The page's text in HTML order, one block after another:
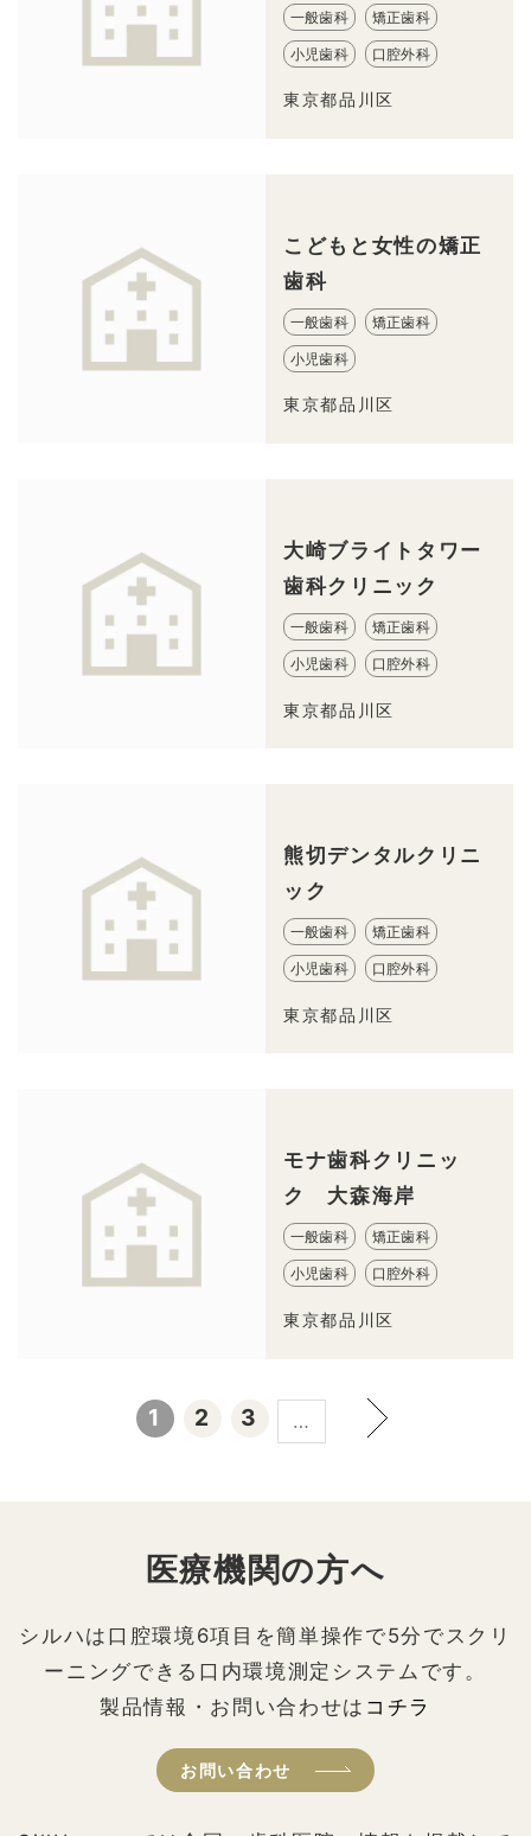
一般歯科 矯正歯科
小児歯科 口腔外科
東京都品川区
こどもと女性の矯正
歯科
一般歯科 矯正歯科
小児歯科
東京都品川区
大崎ブライトタワー
歯科クリニック
一般歯科 矯正歯科
小児歯科 口腔外科
東京都品川区
熊切デンタルクリニ
ック
一般歯科 矯正歯科
小児歯科 口腔外科
東京都品川区
モナ歯科クリニッ
ク 大森海岸
一般歯科 矯正歯科
小児歯科 口腔外科
東京都品川区
1 2 3 …
医療機関の方へ
シルハは口腔環境6項目を簡単操作で5分でスクリ
ーニングできる口内環境測定システムです。
製品情報・お問い合わせは コチラ
お問い合わせ